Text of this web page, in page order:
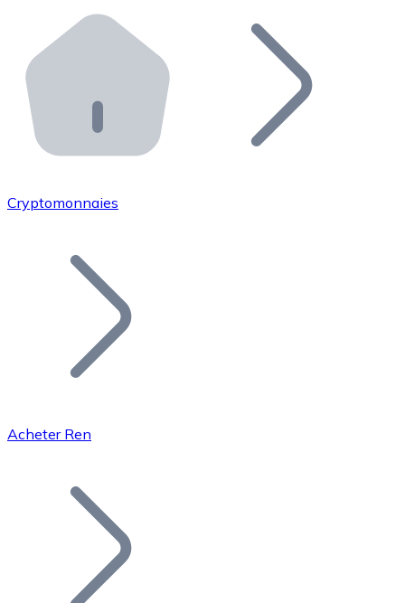
Distributeurs automatiques Bitnovo
Intégrez un ATM Bitnovo dans votre entreprise et
API Bitnovo
Intégrez notre API dans votre écosystème.
Rejoignez notre réseau de distributeurs et
Ajoutez le token de votre projet à notre service
Bitcoin
Cryptomonnaies
Acheter Ren